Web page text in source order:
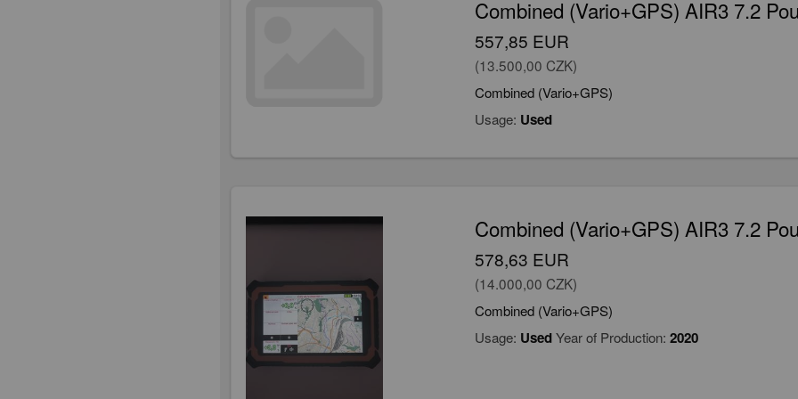
Combined (Vario+GPS) AIR3 7.2
557,85 EUR
(13.500,00 CZK)
Combined (Vario+GPS)
Usage: Used
Combined (Vario+GPS) AIR3 7.2
578,63 EUR
(14.000,00 CZK)
Combined (Vario+GPS)
Usage: UsedYear of Production: 2020